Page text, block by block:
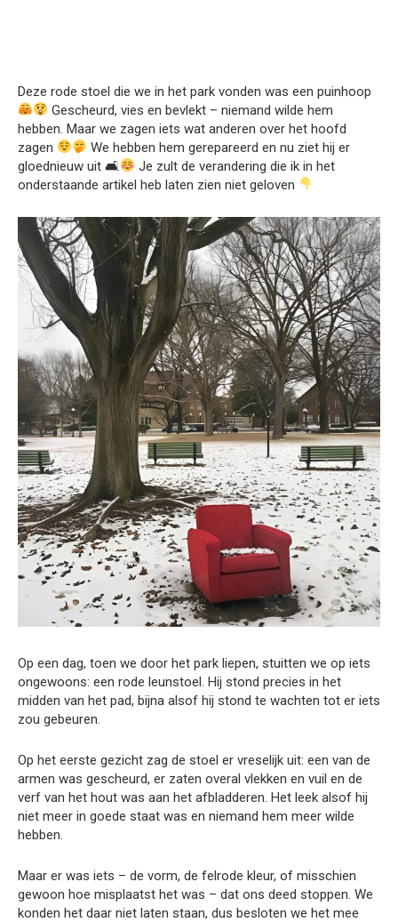
Deze rode stoel die we in het park vonden was een puinhoop
Gescheurd, vies en bevlekt – niemand wilde hem
hebben. Maar we zagen iets wat anderen over het hoofd
zagen
We hebben hem gerepareerd en nu ziet hij er
gloednieuw uit 🛋
Je zult de verandering die ik in het
onderstaande artikel heb laten zien niet geloven
Op een dag, toen we door het park liepen, stuitten we op iets
ongewoons: een rode leunstoel. Hij stond precies in het
midden van het pad, bijna alsof hij stond te wachten tot er iets
zou gebeuren.
Op het eerste gezicht zag de stoel er vreselijk uit: een van de
armen was gescheurd, er zaten overal vlekken en vuil en de
verf van het hout was aan het afbladderen. Het leek alsof hij
niet meer in goede staat was en niemand hem meer wilde
hebben.
Maar er was iets – de vorm, de felrode kleur, of misschien
gewoon hoe misplaatst het was – dat ons deed stoppen. We
konden het daar niet laten staan, dus besloten we het mee